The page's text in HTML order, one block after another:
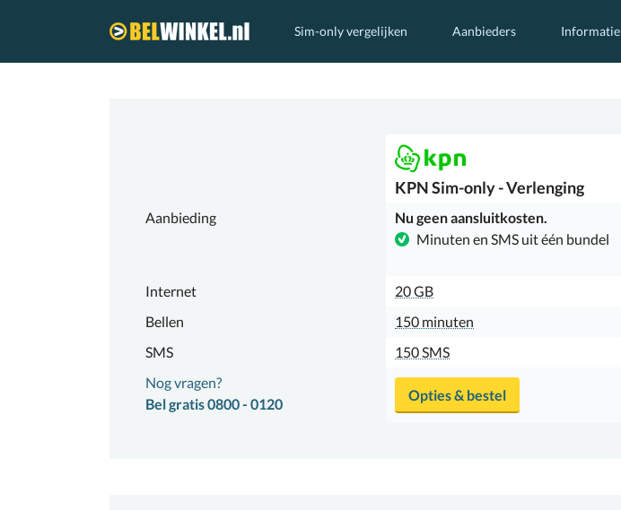
Sim-only vergelijken Aanbieders Informatie
KPNSim-only - Verlenging
Aanbieding
Nu geen aansluitkosten.
Minuten en SMS uit één bundel
Internet
20 GB
Bellen
150 minuten
SMS
150 SMS
Nog vragen?
Bel gratis 0800 - 0120
Opties & bestel